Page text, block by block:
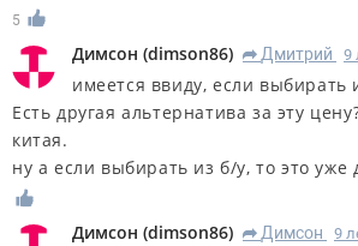
5
Димсон (dimson86) R Дмитрий 9
имеется ввиду, если выбирать
Есть другая альтернатива за эту
китая.
ну а если выбирать из б/у, то это уже
Димсон (dimson86) R Димсон 9